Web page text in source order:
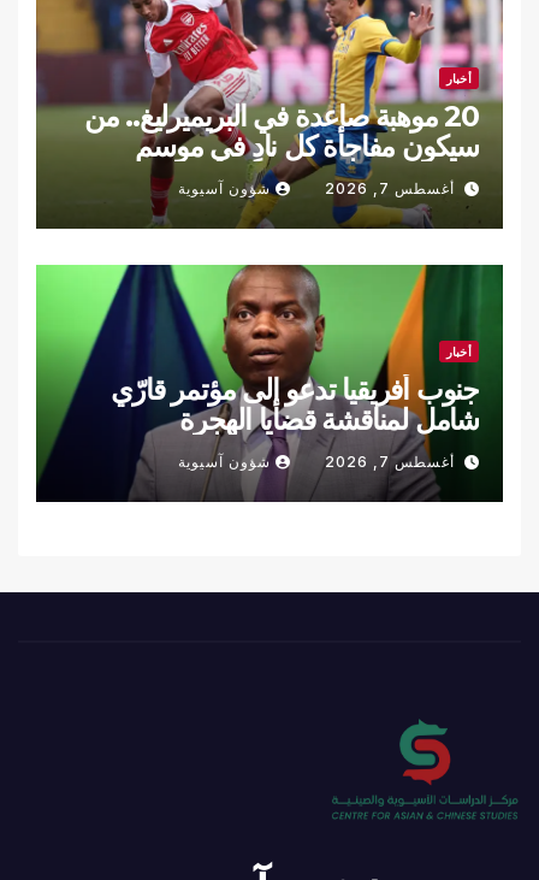
أخبار
20 موهبة صاعدة في البريميرليغ.. من
سيكون مفاجأة كل نادٍ في موسم
2026-2027؟
أغسطس 7, 2026 شؤون آسيوية
أخبار
جنوب أفريقيا تدعو إلى مؤتمر قارّي
شامل لمناقشة قضايا الهجرة
أغسطس 7, 2026 شؤون آسيوية